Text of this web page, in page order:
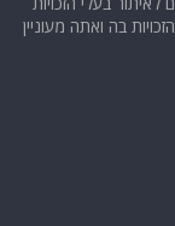
בה ואתה מעוניין